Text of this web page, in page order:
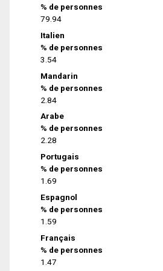
% de personnes
79.94
Italien
% de personnes
3.54
Mandarin
% de personnes
2.84
Arabe
% de personnes
2.28
Portugais
% de personnes
1.69
Espagnol
% de personnes
1.59
Français
% de personnes
1.47